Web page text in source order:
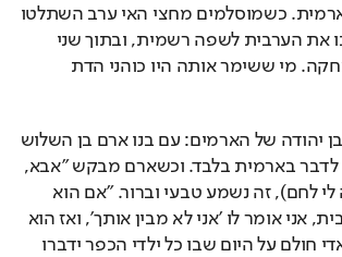
ארמית. ישו דיבר ארמית. כשמוסלמים מחצי האי ערב השתלטו
על האזור, הם הפכו את הערבית לשפה רשמית, ובתוך שני
דורות הארמית נמחקה. מי ששימר אותה היו כוהני הדת
שאדי הוא אליעזר בן יהודה של הארמים: עם בנו ארם בן השלוש
וחצי הוא מתעקש לדבר בארמית בלבד. וכשארם מבקש "אבא,
זבן לי לחמא" (קנה לי לחם), זה נשמע טבעי וברור. "אם הוא
במקרה עובר לערבית, אני אומר לו 'אני לא מבין אותך', ואז הוא
חוזר לארמית". שאדי חולם על היום שבו כל ילדי הכפר ידברו